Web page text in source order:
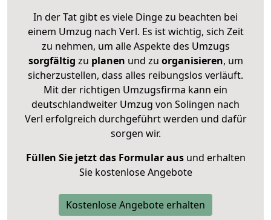
In der Tat gibt es viele Dinge zu beachten bei
einem Umzug nach Verl. Es ist wichtig, sich Zeit
zu nehmen, um alle Aspekte des Umzugs
sorgfältig zu planen und zu organisieren, um
sicherzustellen, dass alles reibungslos verläuft.
Mit der richtigen Umzugsfirma kann ein
deutschlandweiter Umzug von Solingen nach
Verl erfolgreich durchgeführt werden und dafür
sorgen wir.
Füllen Sie jetzt das Formular ausund erhalten
Sie kostenlose Angebote
Kostenlose Angebote erhalten